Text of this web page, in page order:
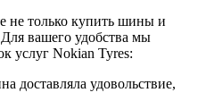
не только купить шины и
вашего удобства мы
услуг Nokian Tyres:
доставляла удовольствие,